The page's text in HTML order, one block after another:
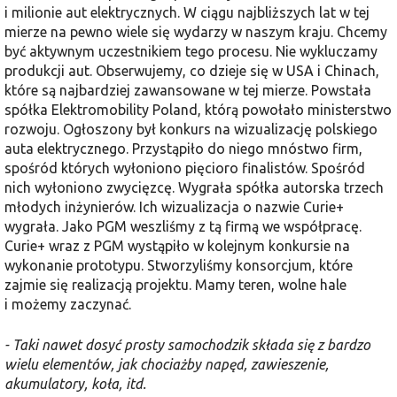
i milionie aut elektrycznych. W ciągu najbliższych lat w tej
mierze na pewno wiele się wydarzy w naszym kraju. Chcemy
być aktywnym uczestnikiem tego procesu. Nie wykluczamy
produkcji aut. Obserwujemy, co dzieje się w USA i Chinach,
które są najbardziej zawansowane w tej mierze. Powstała
spółka Elektromobility Poland, którą powołało ministerstwo
rozwoju. Ogłoszony był konkurs na wizualizację polskiego
auta elektrycznego. Przystąpiło do niego mnóstwo firm,
spośród których wyłoniono pięcioro finalistów. Spośród
nich wyłoniono zwycięzcę. Wygrała spółka autorska trzech
młodych inżynierów. Ich wizualizacja o nazwie Curie+
wygrała. Jako PGM weszliśmy z tą firmą we współpracę.
Curie+ wraz z PGM wystąpiło w kolejnym konkursie na
wykonanie prototypu. Stworzyliśmy konsorcjum, które
zajmie się realizacją projektu. Mamy teren, wolne hale
i możemy zaczynać.
- Taki nawet dosyć prosty samochodzik składa się z bardzo
wielu elementów, jak chociażby napęd, zawieszenie,
akumulatory, koła, itd.